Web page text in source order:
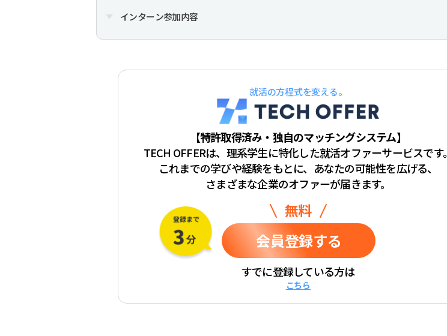
インターン参加内容
就活の方程式を変える。
【特許取得済み・独自のマッチングシステム】
TECH OFFERは、理系学生に特化した就活オファーサービスです。
これまでの学びや経験をもとに、 あなたの可能性を広げる、
さまざまな企業のオファーが届きます。
無料
会員登録する
すでに登録している方は
こちら